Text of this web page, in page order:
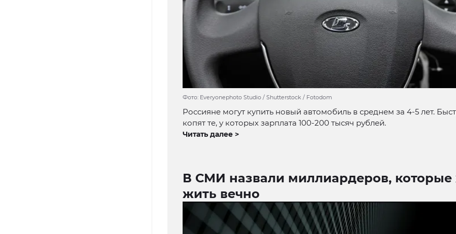
Фото: Everyonephoto Studio / Shutterstock / Fotodom
Россияне могут купить новый автомобиль в среднем за 4-5 лет.
копят те, у которых зарплата 100-200 тысяч рублей.
Читать далее >
В СМИ назвали миллиардеров, которые
жить вечно